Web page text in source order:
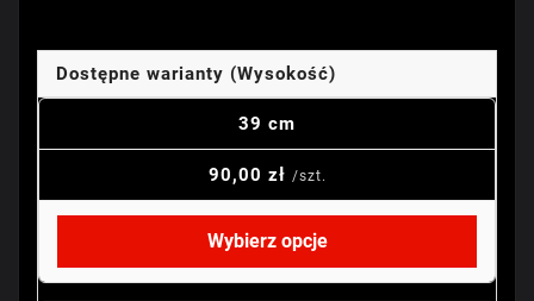
Dostępne warianty (Wysokość)
39 cm
90,00 zł /szt.
Wybierz opcje